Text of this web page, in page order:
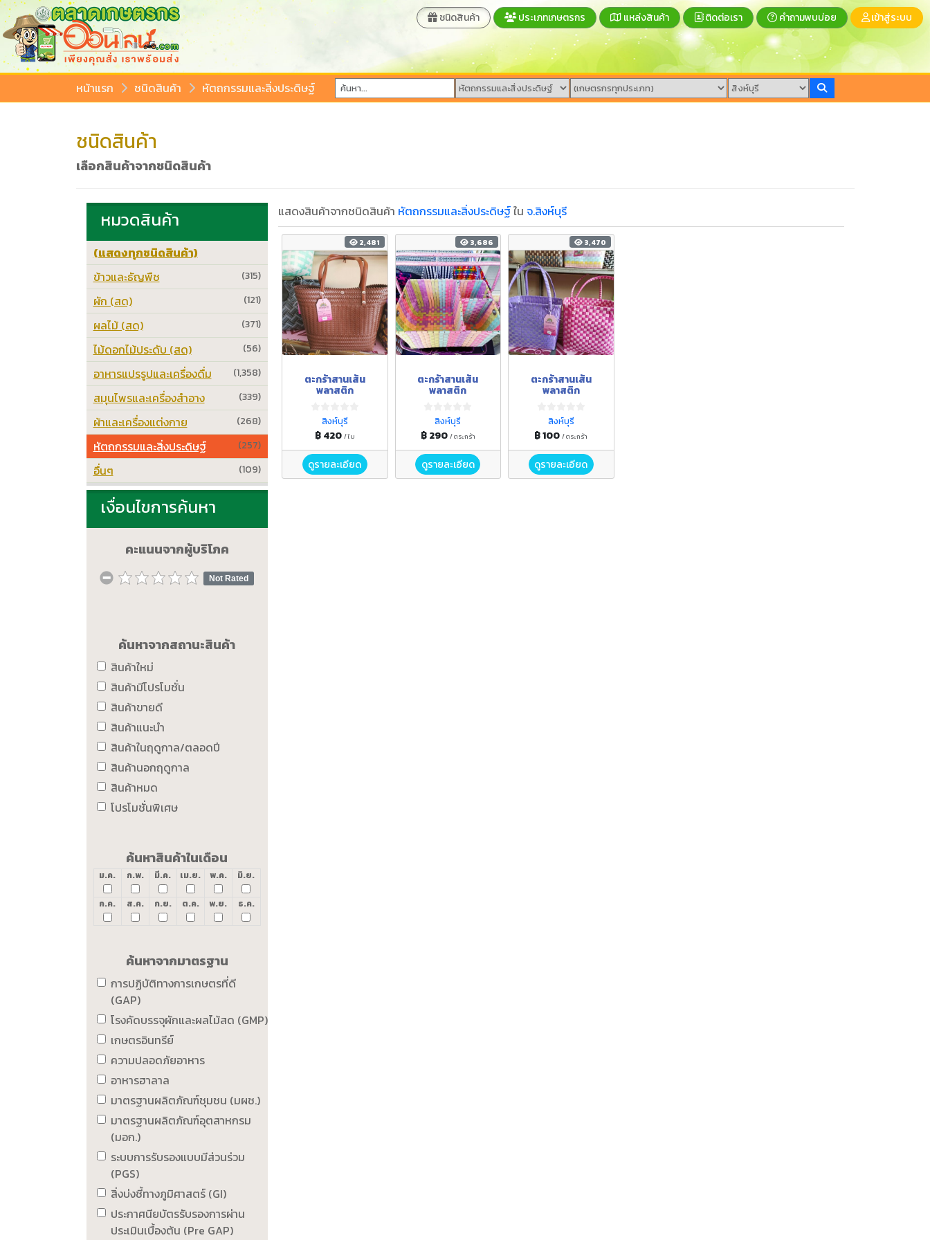
ชนิดสินค้า ประเภทเกษตรกร แหล่งสินค้า ติดต่อเรา คำถามพบบ่อย เข้าสู่ระบบ
หน้าแรก ชนิดสินค้า หัตถกรรมและสิ่งประดิษฐ์
ชนิดสินค้า
เลือกสินค้าจากชนิดสินค้า
แสดงสินค้าจากชนิดสินค้า หัตถกรรมและสิ่งประดิษฐ์ใน จ.สิงห์บุรี
2,481
ตะกร้าสานเส้น
พลาสติก
สิงห์บุรี
฿ 420 / ใบ
ดูรายละเอียด
3,686
ตะกร้าสานเส้น
พลาสติก
สิงห์บุรี
฿ 290 / ตระกร้า
ดูรายละเอียด
3,470
ตะกร้าสานเส้น
พลาสติก
สิงห์บุรี
฿ 100/ ตระกร้า
ดูรายละเอียด
หมวดสินค้า
(แสดงทุกชนิดสินค้า)
(315)
ข้าวและธัญพืช
(121)
ผัก (สด)
(371)
ผลไม้ (สด)
(56)
ไม้ดอกไม้ประดับ (สด)
(1,358)
อาหารแปรรูปและเครื่องดื่ม
(339)
สมุนไพรและเครื่องสำอาง
(268)
ผ้าและเครื่องแต่งกาย
(257)
หัตถกรรมและสิ่งประดิษฐ์
(109)
อื่นๆ
เงื่อนไขการค้นหา
คะแนนจากผู้บริโภค
Not Rated
ค้นหาจากสถานะสินค้า
สินค้าใหม่
สินค้ามีโปรโมชั่น
สินค้าขายดี
สินค้าแนะนำ
สินค้าในฤดูกาล/ตลอดปี
สินค้านอกฤดูกาล
สินค้าหมด
โปรโมชั่นพิเศษ
ค้นหาสินค้าในเดือน
ม.ค. ก.พ. มี.ค. เม.ย. พ.ค. มิ.ย.
ก.ค. ส.ค. ก.ย. ต.ค. พ.ย. ธ.ค.
ค้นหาจากมาตรฐาน
การปฏิบัติทางการเกษตรที่ดี
(GAP)
โรงคัดบรรจุผักและผลไม้สด (GMP)
เกษตรอินทรีย์
ความปลอดภัยอาหาร
อาหารฮาลาล
มาตรฐานผลิตภัณฑ์ชุมชน (มผช.)
มาตรฐานผลิตภัณฑ์อุตสาหกรม
(มอก.)
ระบบการรับรองแบบมีส่วนร่วม
(PGS)
สิ่งบ่งชี้ทางภูมิศาสตร์ (GI)
ประกาศนียบัตรรับรองการผ่าน
ประเมินเบื้องต้น (Pre GAP)